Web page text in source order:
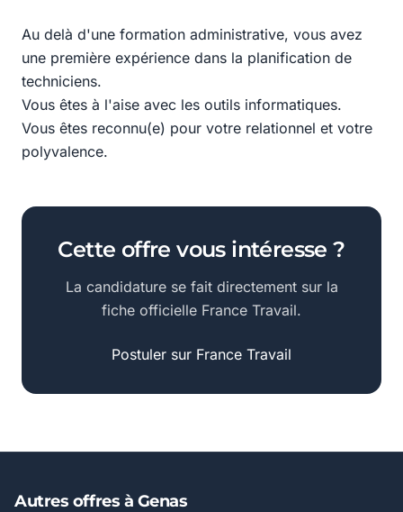
Au delà d'une formation administrative, vous avez
une première expérience dans la planification de
techniciens.
Vous êtes à l'aise avec les outils informatiques.
Vous êtes reconnu(e) pour votre relationnel et votre
polyvalence.
Cette offre vous intéresse ?
La candidature se fait directement sur la
fiche officielle France Travail.
Postuler sur France Travail
Autres offres à Genas